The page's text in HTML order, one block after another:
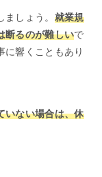
ましょう。 就業規
断るのが難しいで
に響くこともあり
いない場合は、休